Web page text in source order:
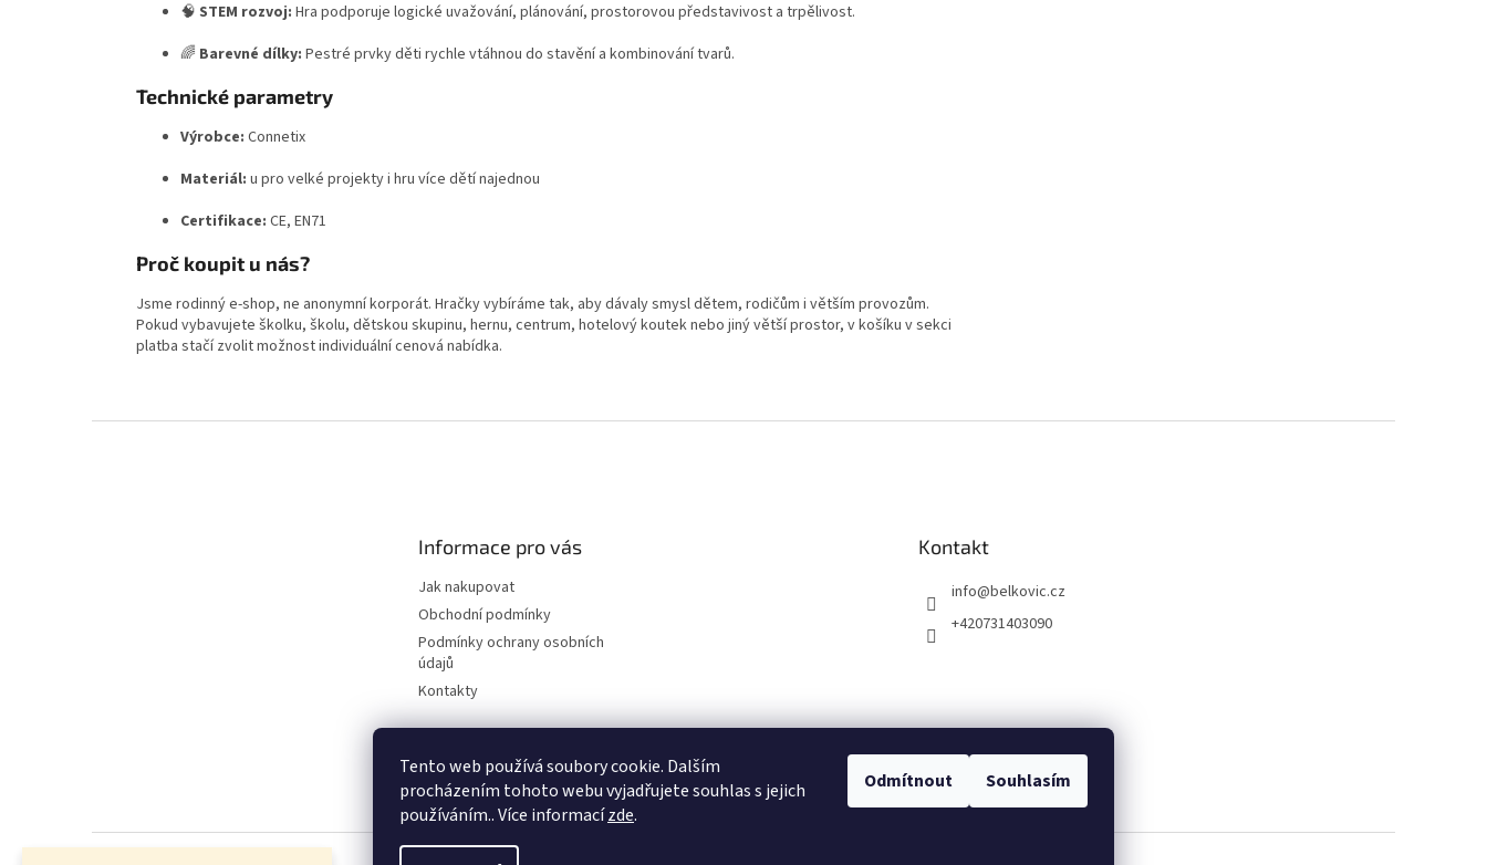
Tento web používá soubory cookie. Dalším
procházením tohoto webu vyjadřujete souhlas s jejich
používáním.. Více informacízde.
Odmítnout Souhlasím
🧠 STEM rozvoj: Hra podporuje logické uvažování, plánování, prostorovou představivost a trpělivost.
🌈 Barevné dílky: Pestré prvky děti rychle vtáhnou do stavění a kombinování tvarů.
Technické parametry
Výrobce: Connetix
Materiál: u pro velké projekty i hru více dětí najednou
Certifikace: CE, EN71
Proč koupit u nás?
Jsme rodinný e-shop, ne anonymní korporát. Hračky vybíráme tak, aby dávaly smysl dětem, rodičům i větším provozům.
Pokud vybavujete školku, školu, dětskou skupinu, hernu, centrum, hotelový koutek nebo jiný větší prostor, v košíku v sekci
platba stačí zvolit možnost individuální cenová nabídka.
Informace pro vás
Jak nakupovat
Obchodní podmínky
Podmínky ochrany osobních
údajů
Kontakty
Kontakt
info@belkovic.cz
+420731403090